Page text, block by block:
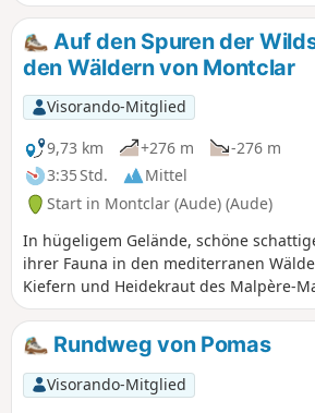
Auf den Spuren der
den Wäldern von Montclar
Visorando-Mitglied
9,73 km
+276 m
-276 m
3:35 Std.
Mittel
Start in Montclar (Aude) (Aude)
In hügeligem Gelände, schöne
ihrer Fauna in den mediterranen
Kiefern und Heidekraut des Malpère-
„schlechter Stein” bedeutet. Kleines
auf einem Felsvorsprung inmitten
ruhigen Umgebung.
Rundweg von Pomas
Visorando-Mitglied